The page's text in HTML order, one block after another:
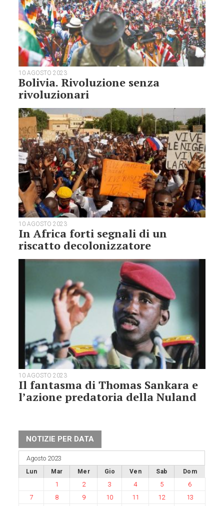
10 AGOSTO 2023
Bolivia. Rivoluzione senza
rivoluzionari
10 AGOSTO 2023
In Africa forti segnali di un
riscatto decolonizzatore
10 AGOSTO 2023
Il fantasma di Thomas Sankara e
l’azione predatoria della Nuland
NOTIZIE PER DATA
Agosto 2023
Lun Mar Mer Gio Ven Sab Dom
1 2 3 4 5
6
7
8 9 10 11 12
13